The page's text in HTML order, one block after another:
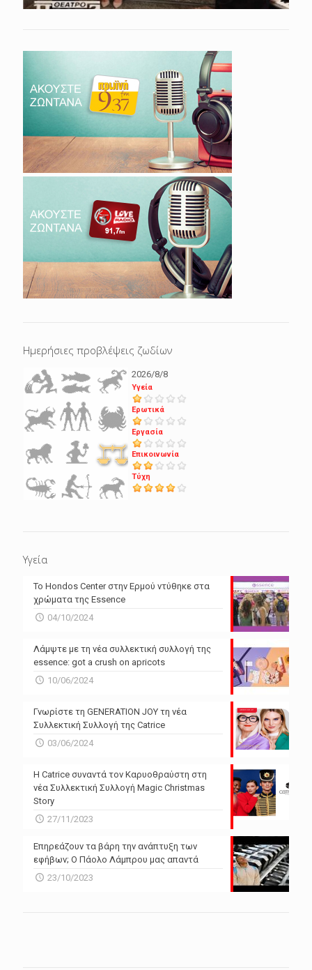
Ημερήσιες προβλέψεις ζωδίων
2026/8/8
Υγεία
Ερωτικά
Εργασία
Επικοινωνία
Τύχη
Υγεία
Το Hondos Center στην Ερμού ντύθηκε στα
χρώματα της Essence
04/10/2024
Λάμψτε με τη νέα συλλεκτική συλλογή της
essence: got a crush on apricots
10/06/2024
Γνωρίστε τη GENERATION JOY τη νέα
Συλλεκτική Συλλογή της Catrice
03/06/2024
Η Catrice συναντά τον Καρυοθραύστη στη
νέα Συλλεκτική Συλλογή Magic Christmas
Story
27/11/2023
Επηρεάζουν τα βάρη την ανάπτυξη των
εφήβων; Ο Πάολο Λάμπρου μας απαντά
23/10/2023